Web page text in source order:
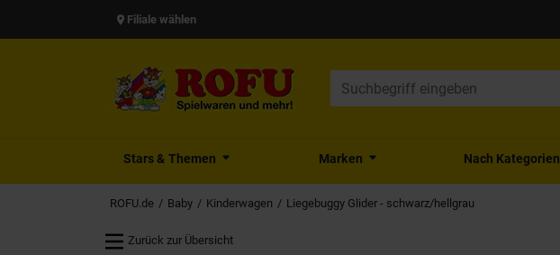
Filiale wählen
Stars & Themen Marken Nach Kategorien
ROFU.de Baby Kinderwagen Liegebuggy Glider - schwarz/hellgrau
Zurück zur Übersicht